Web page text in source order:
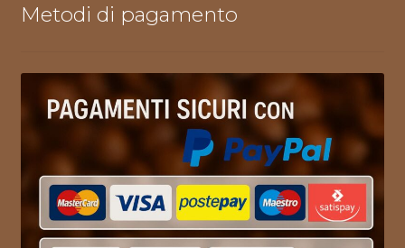
Metodi di pagamento